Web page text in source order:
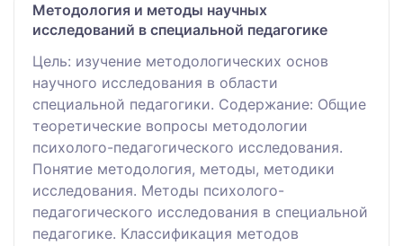
Методология и методы научных
исследований в специальной педагогике
Цель: изучение методологических основ
научного исследования в области
специальной педагогики. Содержание: Общие
теоретические вопросы методологии
психолого-педагогического исследования.
Понятие методология, методы, методики
исследования. Методы психолого-
педагогического исследования в специальной
педагогике. Классификация методов